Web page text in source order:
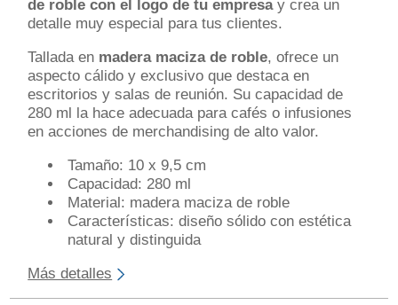
de roble con el logo de tu empresay crea un
detalle muy especial para tus clientes.
Tallada en madera maciza de roble, ofrece un
aspecto cálido y exclusivo que destaca en
escritorios y salas de reunión. Su capacidad de
280 ml la hace adecuada para cafés o infusiones
en acciones de merchandising de alto valor.
Tamaño: 10 x 9,5 cm
Capacidad: 280 ml
Material: madera maciza de roble
Características: diseño sólido con estética
natural y distinguida
Más detalles